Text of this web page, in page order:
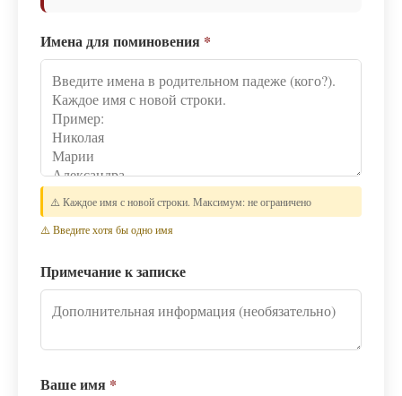
Имена для поминовения *
⚠️ Каждое имя с новой строки. Максимум: не ограничено
⚠️ Введите хотя бы одно имя
Примечание к записке
Ваше имя *